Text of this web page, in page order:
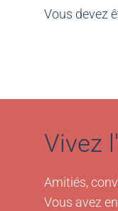
Vous devez
Vivez
Amitiés,
Vous avez